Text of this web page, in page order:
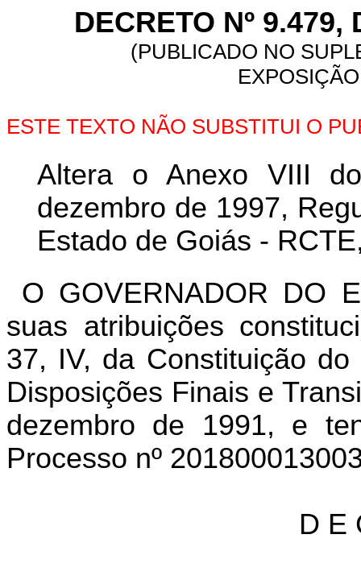
DECRETO Nº
(PUBLICADO NO
ESTE TEXTO NÃO SUBSTITUI O
Altera o Anexo VIII
dezembro de 1997,
Estado de Goiás -
O GOVERNADOR DO
suas atribuições
37, IV, da Constituição
Disposições Finais e
dezembro de 1991, e
Processo nº
D E